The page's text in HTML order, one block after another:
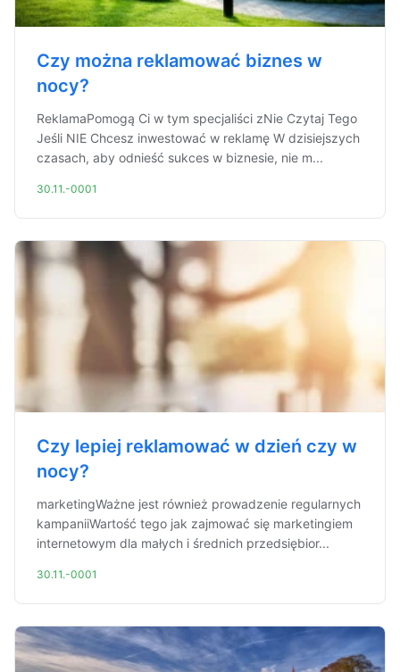
Czy można reklamować biznes w
nocy?
ReklamaPomogą Ci w tym specjaliści zNie Czytaj Tego
Jeśli NIE Chcesz inwestować w reklamę W dzisiejszych
czasach, aby odnieść sukces w biznesie, nie m...
30.11.-0001
Czy lepiej reklamować w dzień czy w
nocy?
marketingWażne jest również prowadzenie regularnych
kampaniiWartość tego jak zajmować się marketingiem
internetowym dla małych i średnich przedsiębior...
30.11.-0001